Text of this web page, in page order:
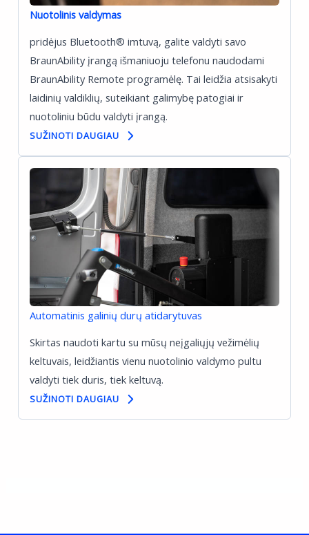
Nuotolinis valdymas
pridėjus Bluetooth® imtuvą, galite valdyti savo
BraunAbility įrangą išmaniuoju telefonu naudodami
BraunAbility Remote programėlę. Tai leidžia atsisakyti
laidinių valdiklių, suteikiant galimybę patogiai ir
nuotoliniu būdu valdyti įrangą.
SUŽINOTI DAUGIAU
Automatinis galinių durų atidarytuvas
Skirtas naudoti kartu su mūsų neįgaliųjų vežimėlių
keltuvais, leidžiantis vienu nuotolinio valdymo pultu
valdyti tiek duris, tiek keltuvą.
SUŽINOTI DAUGIAU